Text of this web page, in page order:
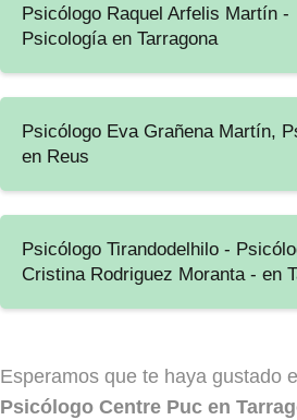
Psicólogo Raquel Arfelis Martín -
Psicología en Tarragona
Psicólogo Eva Grañena Martín,
en Reus
Psicólogo Tirandodelhilo -
Cristina Rodriguez Moranta - en
Esperamos que te haya gustado
Psicólogo Centre Puc en